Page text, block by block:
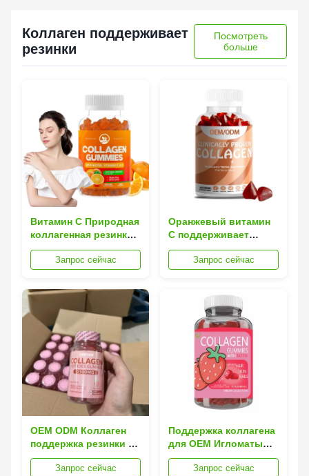
Коллаген поддерживает
резинки
Посмотреть
больше
Витамин С Природная
коллагенная резинка
Добавка апельсина
Улучшить
Запрос сейчас
Оранжевый витамин
С поддерживает
коллаген Гумы для
сияющей кожи
Поддержка
Запрос сейчас
OEM ODM Коллаген
поддержка резинки с
гиалуроновой
кислотой и экстракт
Запрос сейчас
Поддержка коллагена
для OEM Игломаты
Витамины
Отбеливание кожи
Запрос сейчас